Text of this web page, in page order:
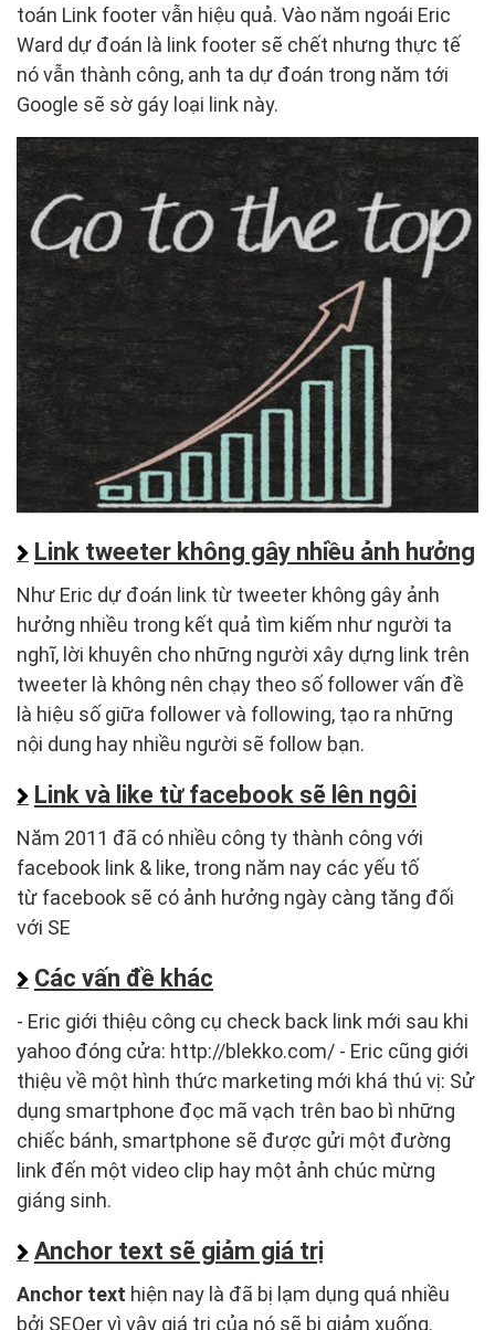
toán Link footer vẫn hiệu quả. Vào năm ngoái Eric
Ward dự đoán là link footer sẽ chết nhưng thực tế
nó vẫn thành công, anh ta dự đoán trong năm tới
Google sẽ sờ gáy loại link này.
Link tweeter không gây nhiều ảnh hưởng
Như Eric dự đoán link từ tweeter không gây ảnh
hưởng nhiều trong kết quả tìm kiếm như người ta
nghĩ, lời khuyên cho những người xây dựng link trên
tweeter là không nên chạy theo số follower vấn đề
là hiệu số giữa follower và following, tạo ra những
nội dung hay nhiều người sẽ follow bạn.
Link và like từ facebook sẽ lên ngôi
Năm 2011 đã có nhiều công ty thành công với
facebook link & like, trong năm nay các yếu tố
từ facebook sẽ có ảnh hưởng ngày càng tăng đối
với SE
Các vấn đề khác
- Eric giới thiệu công cụ check back link mới sau khi
yahoo đóng cửa: http://blekko.com/ - Eric cũng giới
thiệu về một hình thức marketing mới khá thú vị: Sử
dụng smartphone đọc mã vạch trên bao bì những
chiếc bánh, smartphone sẽ được gửi một đường
link đến một video clip hay một ảnh chúc mừng
giáng sinh.
Anchor text sẽ giảm giá trị
Anchor text hiện nay là đã bị lạm dụng quá nhiều
bởi SEOer vì vậy giá trị của nó sẽ bị giảm xuống.